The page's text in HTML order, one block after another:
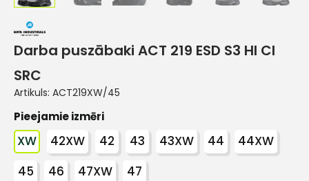
Darba puszābaki ACT 219 ESD S3 HI CI
SRC
Artikuls: ACT219XW/45
Pieejamie izmēri
XW 42XW 42 43 43XW 44
44XW
45
46 47XW 47